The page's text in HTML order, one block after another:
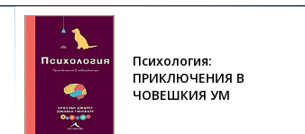
Психология:
ПРИКЛЮЧЕНИЯ В
ЧОВЕШКИЯ УМ